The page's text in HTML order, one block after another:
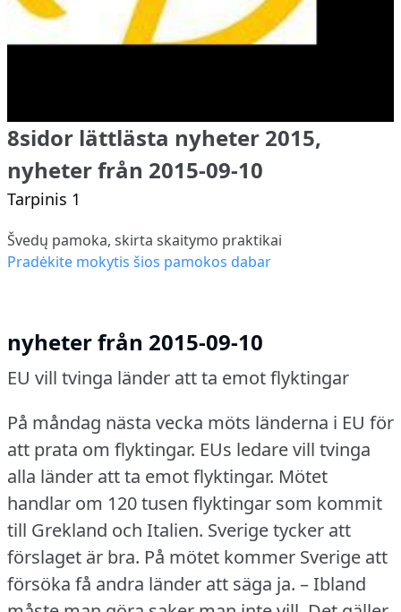
8sidor lättlästa nyheter 2015,
nyheter från 2015-09-10
Tarpinis 1
Švedų pamoka, skirta skaitymo praktikai
Pradėkite mokytis šios pamokos dabar
nyheter från 2015-09-10
EU vill tvinga länder att ta emot flyktingar
På måndag nästa vecka möts länderna i EU för
att prata om flyktingar. EUs ledare vill tvinga
alla länder att ta emot flyktingar. Mötet
handlar om 120 tusen flyktingar som kommit
till Grekland och Italien. Sverige tycker att
förslaget är bra. På mötet kommer Sverige att
försöka få andra länder att säga ja. – Ibland